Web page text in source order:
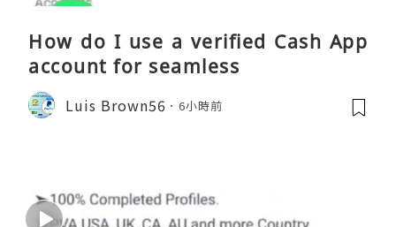
How do I use a verified Cash App
account for seamless
Luis Brown56 6小時前